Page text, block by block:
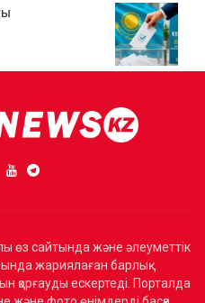
өз сайтында және әлеуметтік
жариялаған барлық
қорғауды ескертеді. Порталда